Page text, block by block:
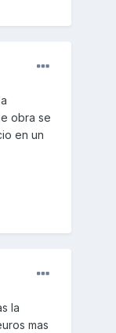
obra se
en un
la
mas